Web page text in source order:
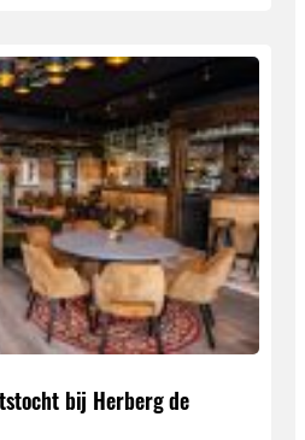
bij Herberg de